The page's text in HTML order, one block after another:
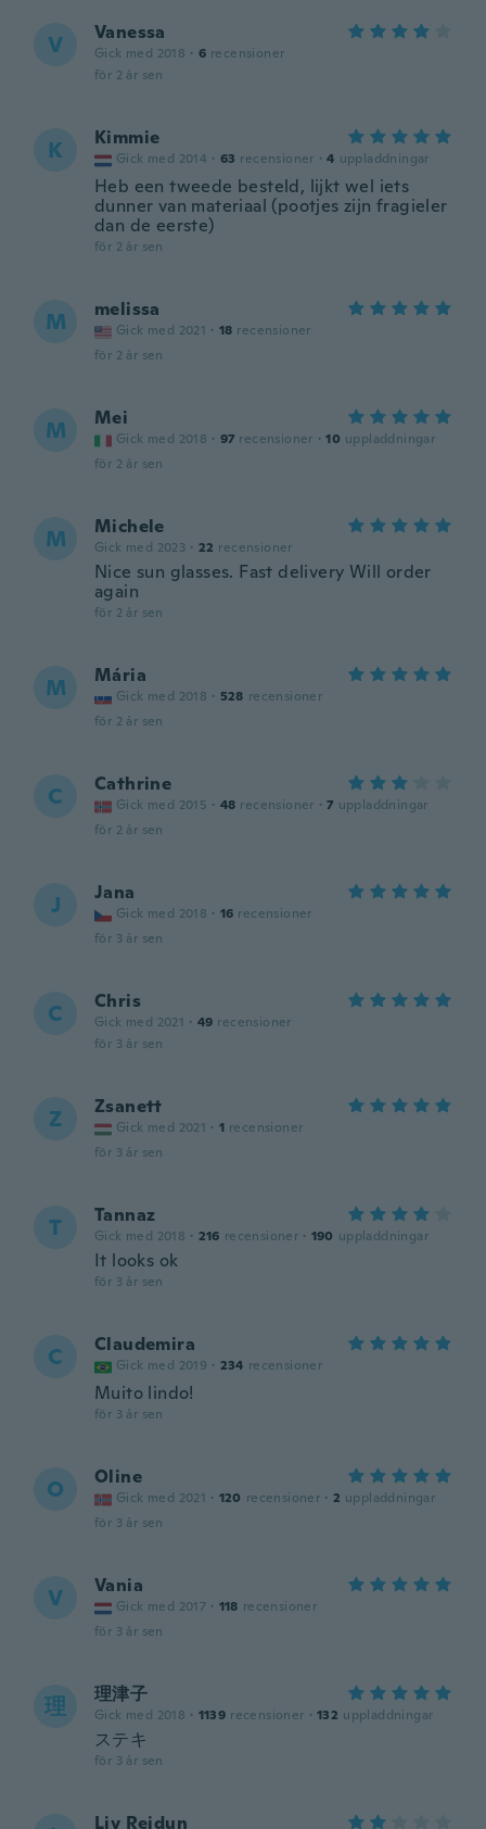
V Vanessa
Gick med 2018 · 6 recensioner
för 2 år sen
K Kimmie
Gick med 2014 · 63 recensioner · 4 uppladdningar
Heb een tweede besteld, lijkt wel iets
dunner van materiaal (pootjes zijn fragieler
dan de eerste)
för 2 år sen
M melissa
Gick med 2021 · 18 recensioner
för 2 år sen
M Mei
Gick med 2018 · 97 recensioner · 10 uppladdningar
för 2 år sen
M Michele
Gick med 2023 · 22 recensioner
Nice sun glasses. Fast delivery Will order
again
för 2 år sen
M Mária
Gick med 2018 · 528 recensioner
för 2 år sen
C Cathrine
Gick med 2015 · 48 recensioner · 7 uppladdningar
för 2 år sen
J Jana
Gick med 2018 · 16 recensioner
för 3 år sen
C Chris
Gick med 2021 · 49 recensioner
för 3 år sen
Z Zsanett
Gick med 2021 · 1 recensioner
för 3 år sen
T Tannaz
Gick med 2018 · 216 recensioner · 190 uppladdningar
It looks ok
för 3 år sen
C Claudemira
Gick med 2019 · 234 recensioner
Muito lindo!
för 3 år sen
O Oline
Gick med 2021 · 120 recensioner · 2 uppladdningar
för 3 år sen
V Vania
Gick med 2017 · 118 recensioner
för 3 år sen
理 理津子
Gick med 2018 · 1139 recensioner · 132 uppladdningar
ステキ
för 3 år sen
Liv Reidun